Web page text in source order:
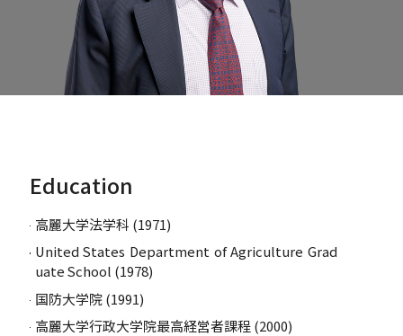
Education
高麗大学法学科 (1971)
United States Department of Agriculture Grad
uate School (1978)
国防大学院 (1991)
高麗大学行政大学院最高経営者課程 (2000)